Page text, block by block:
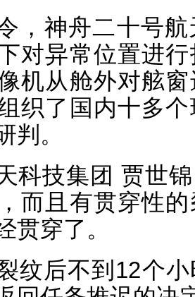
，神舟二十号
对异常位置进
机从舱外对舷
织了国内十多
判。
科技集团 贾世
而且有贯穿性
贯穿了。
纹后不到12个